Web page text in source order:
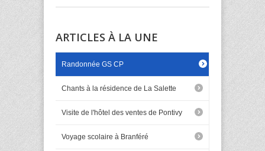
ARTICLES À LA UNE
Randonnée GS CP
Chants à la résidence de La Salette
Visite de l'hôtel des ventes de Pontivy
Voyage scolaire à Branféré